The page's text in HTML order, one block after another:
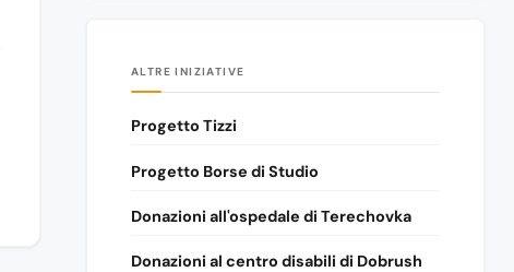
ALTRE INIZIATIVE
Progetto Tizzi
Progetto Borse di Studio
Donazioni all'ospedale di Terechovka
Donazioni al centro disabili di Dobrush